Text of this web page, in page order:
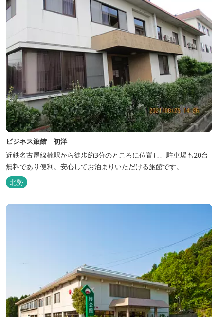
ビジネス旅館 初洋
近鉄名古屋線楠駅から徒歩約3分のところに位置し、駐車場も20台
無料であり便利。安心してお泊まりいただける旅館です。
北勢